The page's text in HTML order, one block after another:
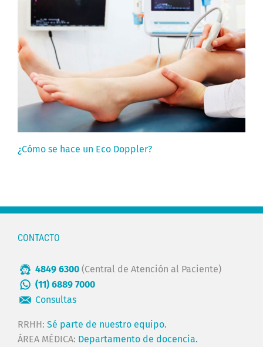
¿Cómo se hace un Eco Doppler?
CONTACTO
4849 6300 (Central de Atención al Paciente)
(11) 6889 7000
Consultas
RRHH: Sé parte de nuestro equipo.
ÁREA MÉDICA: Departamento de docencia.